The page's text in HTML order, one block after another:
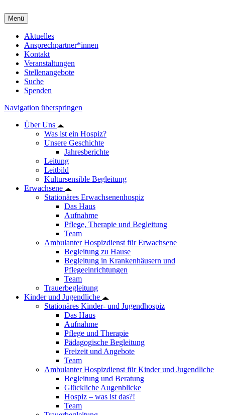
Menü
Aktuelles
Ansprechpartner*innen
Kontakt
Veranstaltungen
Stellenangebote
Suche
Spenden
Navigation überspringen
Über Uns
Was ist ein Hospiz?
Unsere Geschichte
Jahresberichte
Leitung
Leitbild
Kultursensible Begleitung
Erwachsene
Stationäres Erwachsenenhospiz
Das Haus
Aufnahme
Pflege, Therapie und Begleitung
Team
Ambulanter Hospizdienst für Erwachsene
Begleitung zu Hause
Begleitung in Krankenhäusern und
Pflegeeinrichtungen
Team
Trauerbegleitung
Kinder und Jugendliche
Stationäres Kinder- und Jugendhospiz
Das Haus
Aufnahme
Pflege und Therapie
Pädagogische Begleitung
Freizeit und Angebote
Team
Ambulanter Hospizdienst für Kinder und Jugendliche
Begleitung und Beratung
Glückliche Augenblicke
Hospiz – was ist das?!
Team